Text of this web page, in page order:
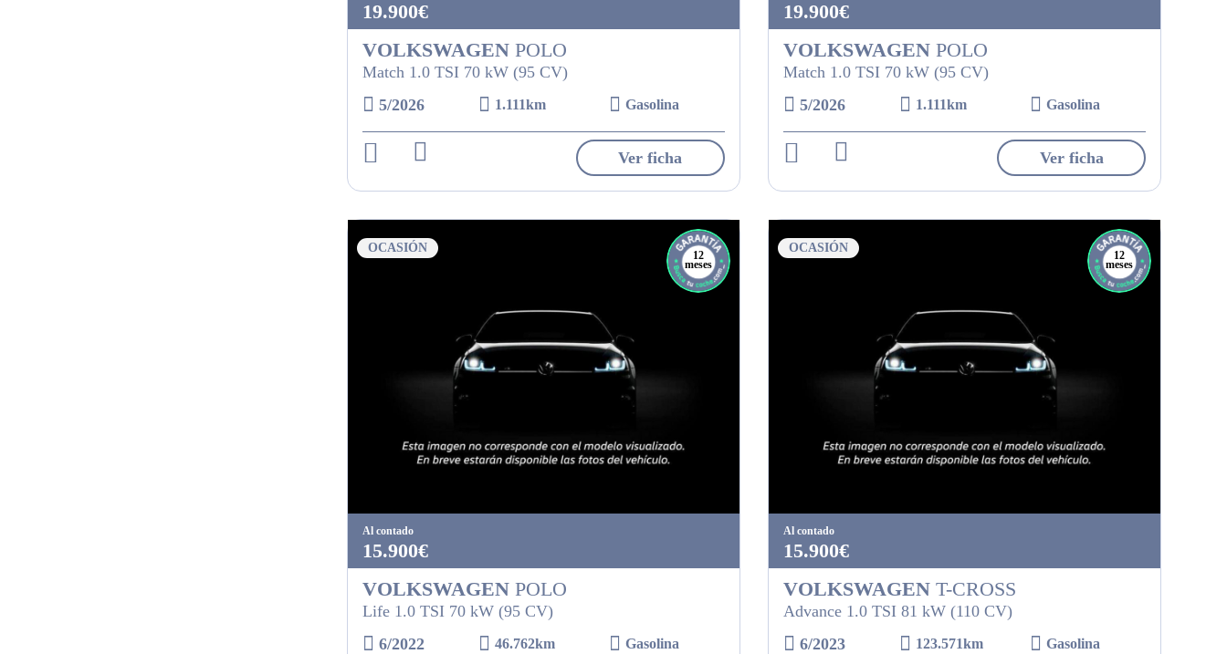
19.900€
VOLKSWAGENPOLO
Match 1.0 TSI 70 kW (95 CV)
5/2026
1.111km Gasolina
Ver ficha
19.900€
VOLKSWAGENPOLO
Match 1.0 TSI 70 kW (95 CV)
5/2026
1.111km Gasolina
Ver ficha
OCASIÓN
12
meses
Al contado
15.900€
VOLKSWAGENPOLO
Life 1.0 TSI 70 kW (95 CV)
6/2022
46.762km Gasolina
OCASIÓN
12
meses
Al contado
15.900€
VOLKSWAGENT-CROSS
Advance 1.0 TSI 81 kW (110 CV)
6/2023
123.571km Gasolina